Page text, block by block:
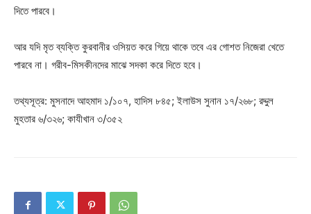
দিতে পারবে।
আর যদি মৃত ব্যক্তি কুরবানীর ওসিয়ত করে গিয়ে থাকে তবে এর গোশত নিজেরা খেতে
পারবে না। গরীব-মিসকীনদের মাঝে সদকা করে দিতে হবে।
তথ্যসূত্র: মুসনাদে আহমাদ ১/১০৭, হাদিস ৮৪৫; ইলাউস সুনান ১৭/২৬৮; রদ্দুল
মুহতার ৬/৩২৬; কাযীখান ৩/৩৫২